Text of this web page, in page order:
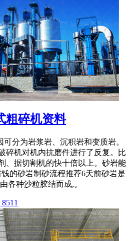
粗碎机资料
可分为岩浆岩、沉积岩和变质岩。
碎机对机内抗磨件进行了反复。比
、据切割机的快十倍以上。砂岩能
的砂岩制砂流程推荐6天前砂岩是
各种沙粒胶结而成,。